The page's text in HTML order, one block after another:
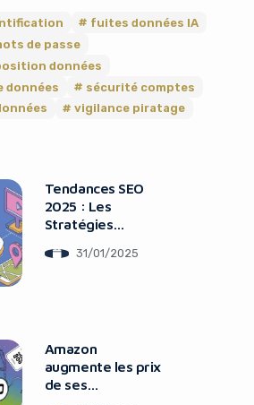
fuites données IA
de passe
données
données
sécurité comptes
vigilance piratage
Tendances SEO
2025 : Les
Stratégies
Adopter31/01/2025
Amazon
augmente les prix
de ses